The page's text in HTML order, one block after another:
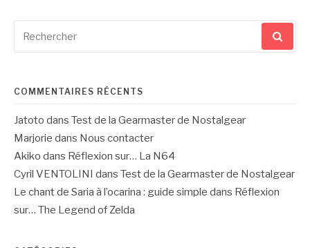
pour
COMMENTAIRES RÉCENTS
Jatoto dans Test de la Gearmaster de Nostalgear
Marjorie dans Nous contacter
Akiko dans Réflexion sur… La N64
Cyril VENTOLINI
dans Test de la Gearmaster de Nostalgear
Le chant de Saria à l’ocarina : guide simple dans Réflexion
sur… The Legend of Zelda